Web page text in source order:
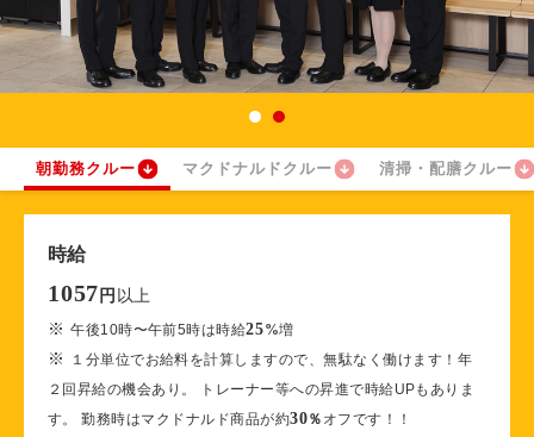
朝勤務クルー マクドナルドクルー 清掃・配膳クルー
時給
1057 円 以上
※午後10時〜午前5時は時給25%増
※
１分単位でお給料を計算しますので、無駄なく働けます！年
２回昇給の機会あり。 トレーナー等への昇進で時給UPもありま
す。 勤務時はマクドナルド商品が約30％ オフです！！